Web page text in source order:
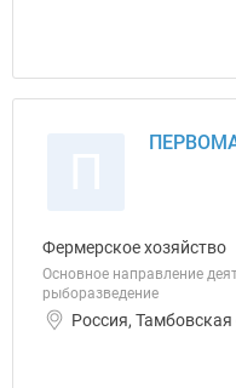
Фермерское хозяйство
Основное направление
рыборазведение
Россия,